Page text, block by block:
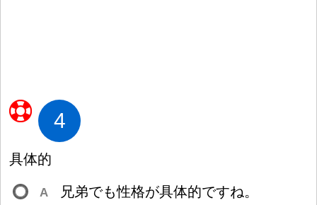
4
具体的
A 兄弟でも性格が具体的ですね。